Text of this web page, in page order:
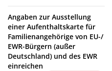
Angaben zur Ausstellung
einer Aufenthaltskarte für
Familienangehörige von EU-/
EWR-Bürgern (außer
Deutschland) und des EWR
einreichen